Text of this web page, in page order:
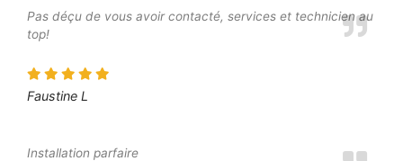
Pas déçu de vous avoir contacté, services et technicien au
top!
Faustine L
Installation parfaire